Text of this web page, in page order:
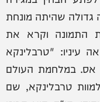
גדולה שהיתה מונחת
התמונה וקרא את
עיניו: "טרבלינקא
אס. במלחמת העולם
טרבלינקא, שם